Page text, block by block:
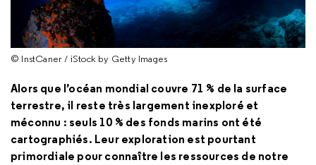
© InstCaner / iStock by Getty Images
Alors que l’océan mondial couvre 71 % de la surface
terrestre, il reste très largement inexploré et
méconnu : seuls 10 % des fonds marins ont été
cartographiés. Leur exploration est pourtant
primordiale pour connaître les ressources de notre